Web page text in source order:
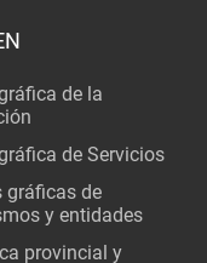
de la
de Servicios
gráficas de
y entidades
provincial y